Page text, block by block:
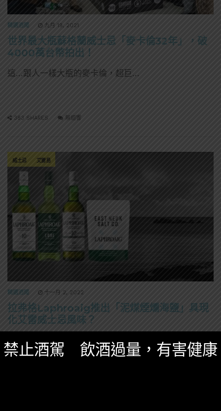
精選酒聞 九月 19, 2021
世界最大瓶蘇格蘭威士忌「麥卡倫32年」，破
4000萬台幣拍出！
這…跟人一樣大瓶的麥卡倫，超巨…
383 SHARES 無迴響
威士忌 艾雷島
精選酒聞 十一月 2, 2022
拉弗格Laphroaig推出「泥煤煙燻海鹽」具現
化艾雷威士忌風味？
以海鹽鹹味著稱的拉弗格，竟然真的推出了海鹽，還是
泥煤煙燻？
禁止酒駕 飲酒過量，有害健康